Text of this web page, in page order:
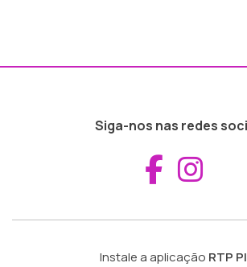
Siga-nos nas redes
Instale a aplicação RTP